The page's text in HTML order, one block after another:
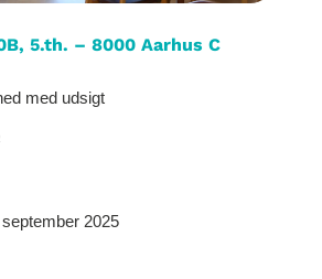
5.th. – 8000 Aarhus C
med udsigt
2025